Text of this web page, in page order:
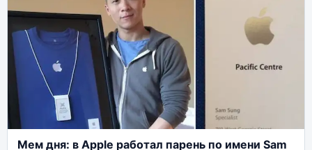
Мем дня: в Apple работал парень по имени Sam